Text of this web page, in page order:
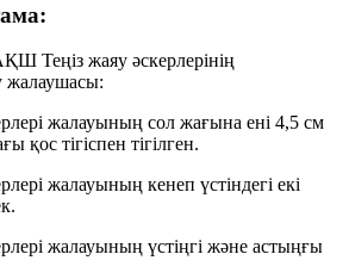
Теңіз жаяу әскерлерінің
жалаушасы:
жалауының сол жағына ені 4,5 см
қос тігіспен тігілген.
жалауының кенеп үстіндегі екі
жалауының үстіңгі және астыңғы